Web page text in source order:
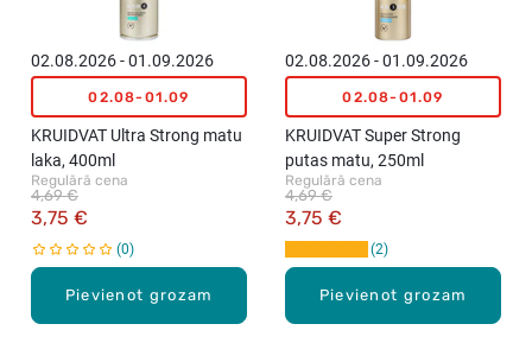
Pievienot grozam
02.08.2026 - 01.09.2026
02.08-01.09
KRUIDVAT Ultra Strong matu
laka, 400ml
Regulārā cena
3,75 €
4,69 €
0
Pievienot grozam
02.08.2026 - 01.09.2026
02.08-01.09
KRUIDVAT Super Strong
putas matu, 250ml
Regulārā cena
3,75 €
4,69 €
2